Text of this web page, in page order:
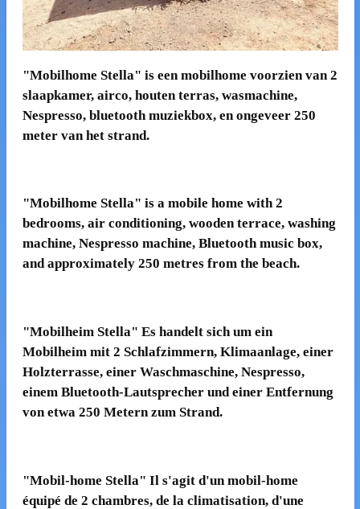
"Mobilhome Stella" is een mobilhome voorzien van 2
slaapkamer, airco, houten terras, wasmachine,
Nespresso, bluetooth muziekbox, en ongeveer 250
meter van het strand.
"Mobilhome Stella" is a mobile home with 2
bedrooms, air conditioning, wooden terrace, washing
machine, Nespresso machine, Bluetooth music box,
and approximately 250 metres from the beach.
"Mobilheim Stella" Es handelt sich um ein
Mobilheim mit 2 Schlafzimmern, Klimaanlage, einer
Holzterrasse, einer Waschmaschine, Nespresso,
einem Bluetooth-Lautsprecher und einer Entfernung
von etwa 250 Metern zum Strand.
"Mobil-home Stella" Il s'agit d'un mobil-home
équipé de 2 chambres, de la climatisation, d'une